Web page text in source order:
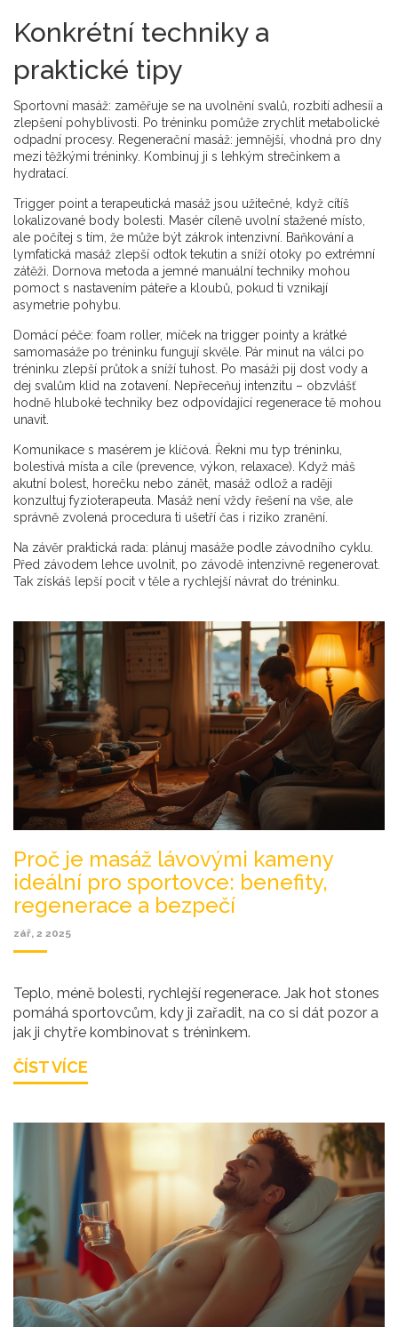
Konkrétní techniky a
praktické tipy
Sportovní masáž: zaměřuje se na uvolnění svalů, rozbití adhesíí a
zlepšení pohyblivosti. Po tréninku pomůže zrychlit metabolické
odpadní procesy. Regenerační masáž: jemnější, vhodná pro dny
mezi těžkými tréninky. Kombinuj ji s lehkým strečinkem a
hydratací.
Trigger point a terapeutická masáž jsou užitečné, když cítíš
lokalizované body bolesti. Masér cíleně uvolní stažené místo,
ale počítej s tím, že může být zákrok intenzivní. Baňkování a
lymfatická masáž zlepší odtok tekutin a sníží otoky po extrémní
zátěži. Dornova metoda a jemné manuální techniky mohou
pomoct s nastavením páteře a kloubů, pokud ti vznikají
asymetrie pohybu.
Domácí péče: foam roller, míček na trigger pointy a krátké
samomasáže po tréninku fungují skvěle. Pár minut na válci po
tréninku zlepší průtok a sníží tuhost. Po masáži pij dost vody a
dej svalům klid na zotavení. Nepřeceňuj intenzitu – obzvlášť
hodně hluboké techniky bez odpovídající regenerace tě mohou
unavit.
Komunikace s masérem je klíčová. Řekni mu typ tréninku,
bolestivá místa a cíle (prevence, výkon, relaxace). Když máš
akutní bolest, horečku nebo zánět, masáž odlož a raději
konzultuj fyzioterapeuta. Masáž není vždy řešení na vše, ale
správně zvolená procedura ti ušetří čas i riziko zranění.
Na závěr praktická rada: plánuj masáže podle závodního cyklu.
Před závodem lehce uvolnit, po závodě intenzivně regenerovat.
Tak získáš lepší pocit v těle a rychlejší návrat do tréninku.
Proč je masáž lávovými kameny
ideální pro sportovce: benefity,
regenerace a bezpečí
zář, 2 2025
Teplo, méně bolesti, rychlejší regenerace. Jak hot stones
pomáhá sportovcům, kdy ji zařadit, na co si dát pozor a
jak ji chytře kombinovat s tréninkem.
ČÍST VÍCE